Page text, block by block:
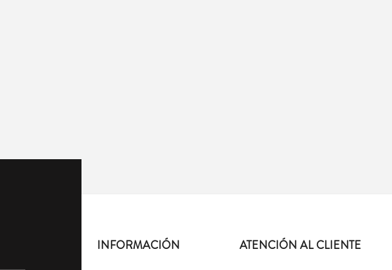
INFORMACIÓN ATENCIÓN AL CLIENTE